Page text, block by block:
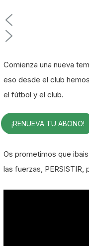
Comienza una nueva
eso desde el club
el fútbol y el club.
¡RENUEVA TU ABONO!
Os prometimos que
las fuerzas,